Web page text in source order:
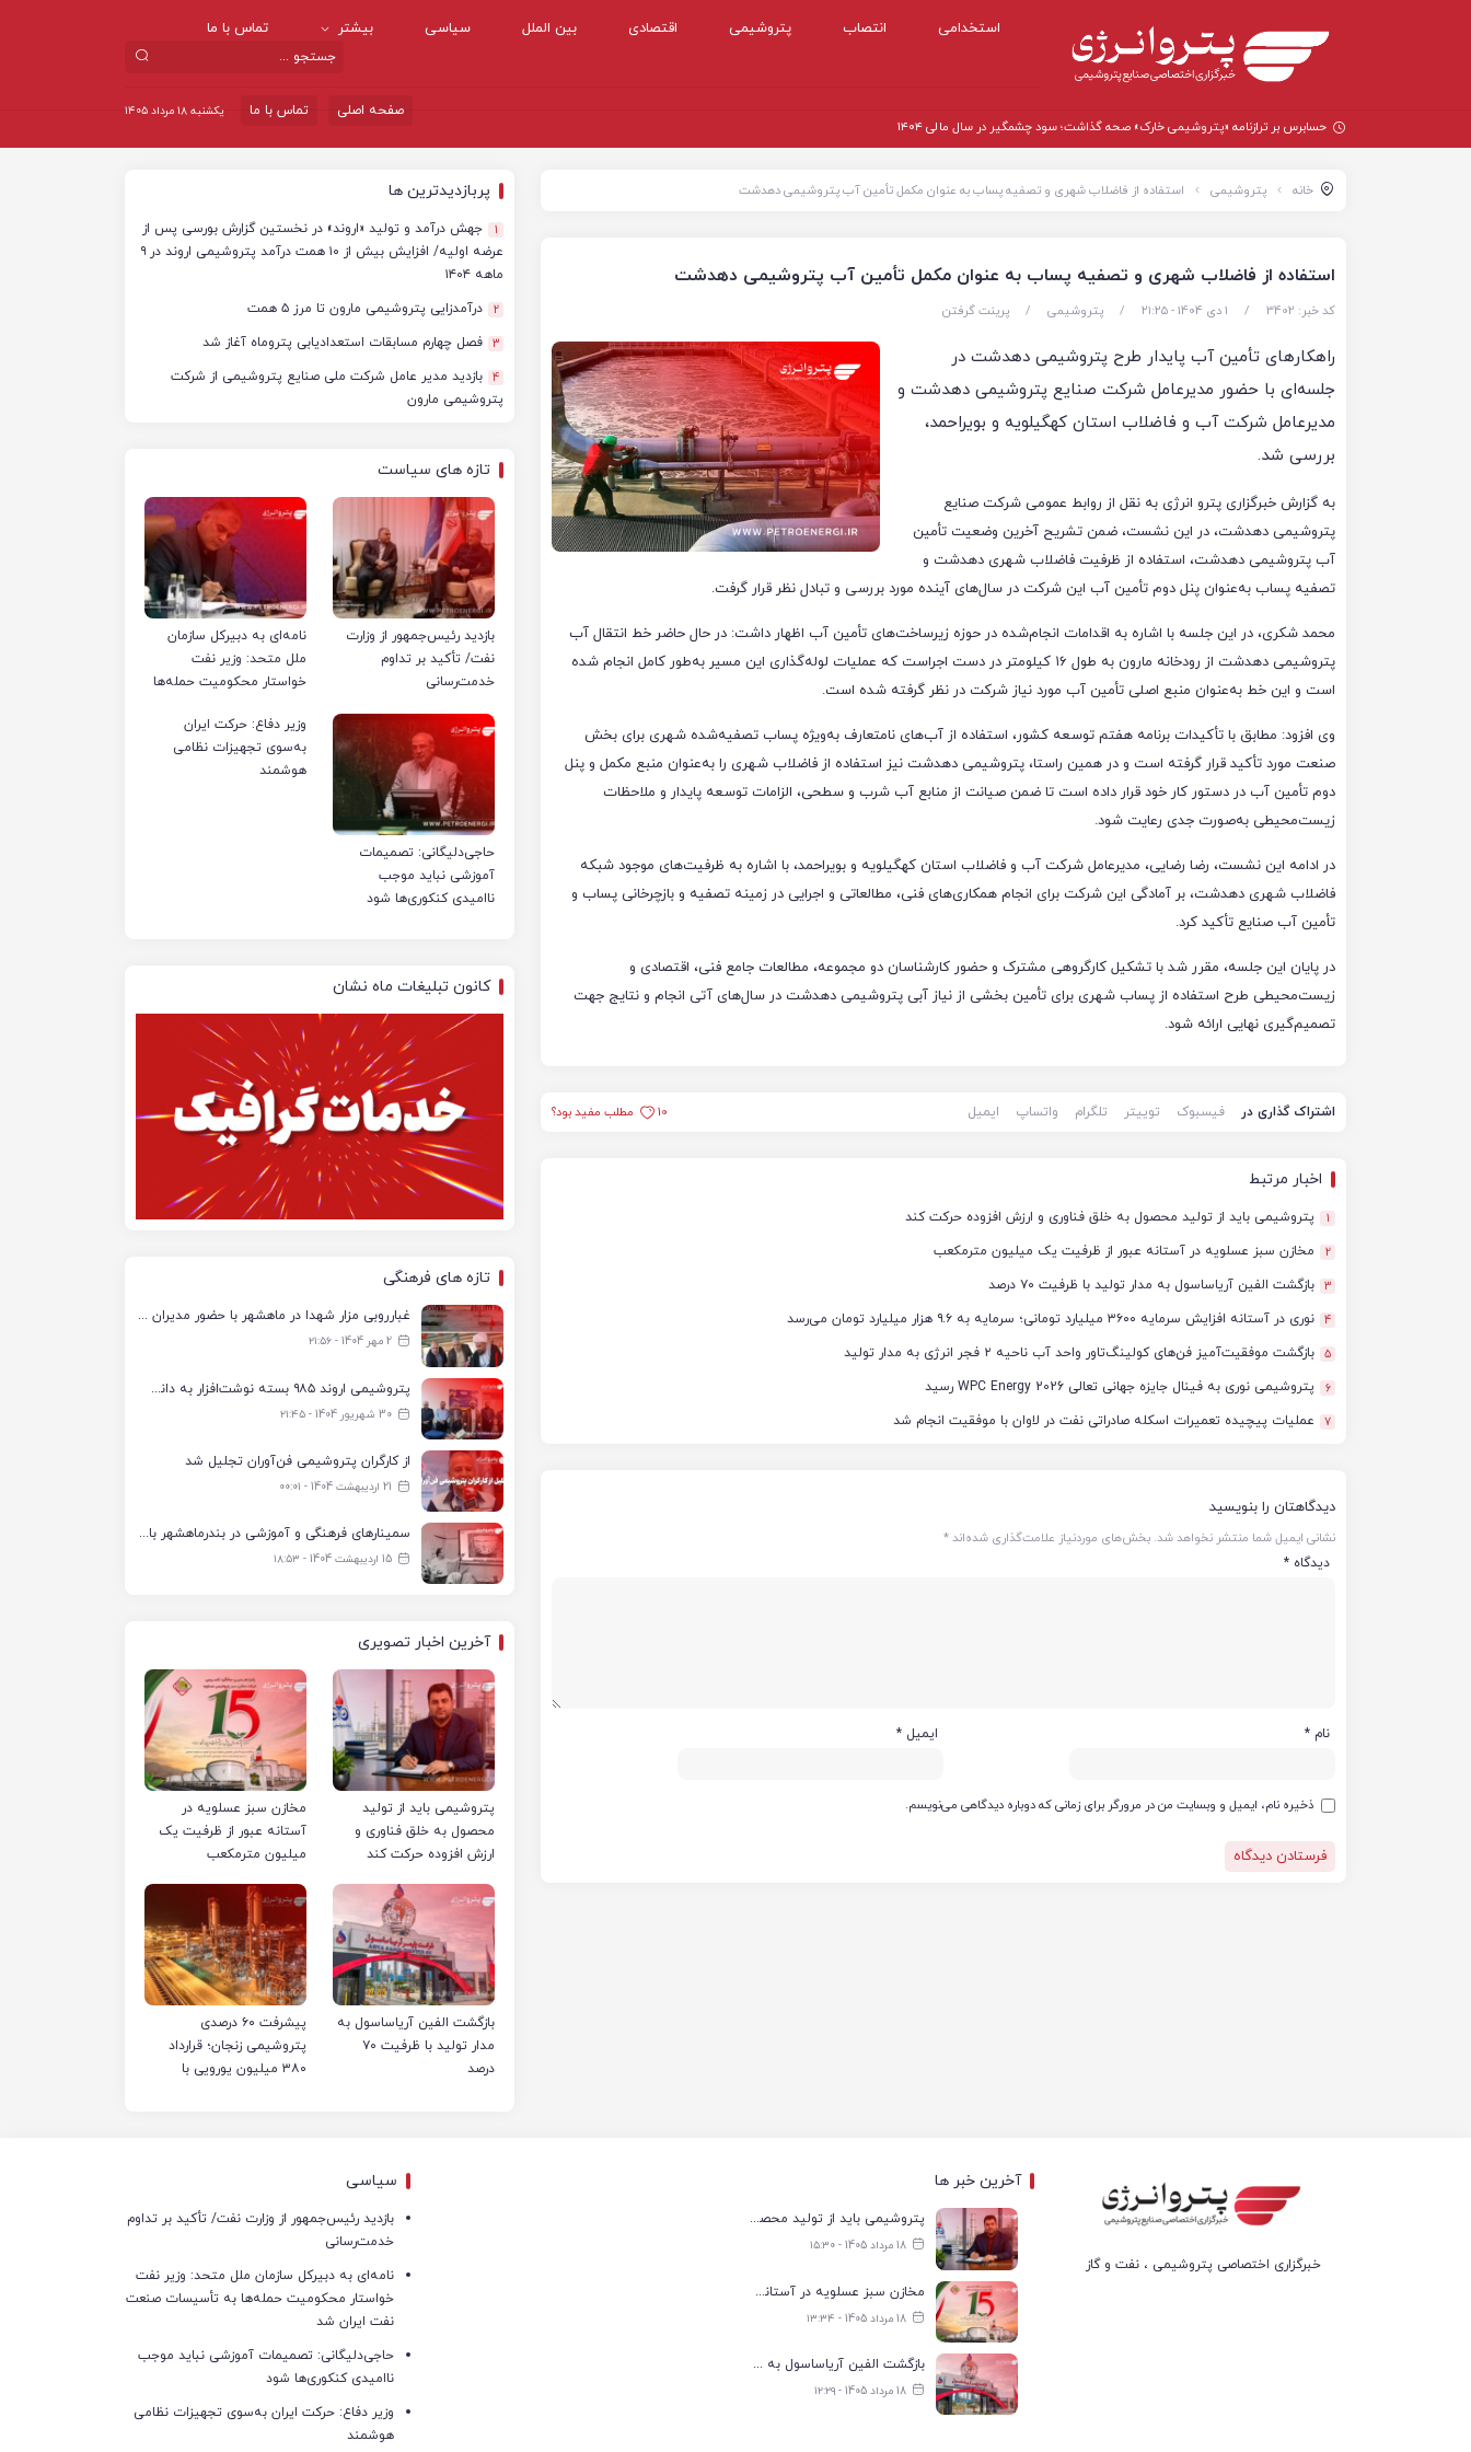
استخدامی انتصاب پتروشیمی اقتصادی بین الملل سیاسی بیشتر تماس با ما
یکشنبه ۱۸ مرداد ۱۴۰۵ تماس با ما
صفحه اصلی
حسابرس بر ترازنامه «پتروشیمی خارک» صحه گذاشت؛ سود چشمگیر در سال مالی ۱۴۰۴
خانه پتروشیمی استفاده از فاضلاب شهری و تصفیه پساب به‌ عنوان مکمل تأمین آب پتروشیمی دهدشت
استفاده از فاضلاب شهری و تصفیه پساب به‌ عنوان مکمل تأمین آب پتروشیمی دهدشت
کد خبر: 3402 / 1 دی 1404 - ۲۱:۲۵ / پتروشیمی / پرینت گرفتن
راهکارهای تأمین آب پایدار طرح پتروشیمی دهدشت در
جلسه‌ای با حضور مدیرعامل شرکت صنایع پتروشیمی دهدشت و
مدیرعامل شرکت آب و فاضلاب استان کهگیلویه و بویراحمد،
بررسی شد.
به گزارش خبرگزاری پترو انرژی به نقل از روابط عمومی شرکت صنایع
پتروشیمی دهدشت، در این نشست، ضمن تشریح آخرین وضعیت تأمین
آب پتروشیمی دهدشت، استفاده از ظرفیت فاضلاب شهری دهدشت و
تصفیه پساب به‌عنوان پنل دوم تأمین آب این شرکت در سال‌های آینده مورد بررسی و تبادل نظر قرار گرفت.
محمد شکری، در این جلسه با اشاره به اقدامات انجام‌شده در حوزه زیرساخت‌های تأمین آب اظهار داشت: در حال حاضر خط انتقال آب
پتروشیمی دهدشت از رودخانه مارون به طول ۱۶ کیلومتر در دست اجراست که عملیات لوله‌گذاری این مسیر به‌طور کامل انجام شده
است و این خط به‌عنوان منبع اصلی تأمین آب مورد نیاز شرکت در نظر گرفته شده است.
وی افزود: مطابق با تأکیدات برنامه هفتم توسعه کشور، استفاده از آب‌های نامتعارف به‌ویژه پساب تصفیه‌شده شهری برای بخش
صنعت مورد تأکید قرار گرفته است و در همین راستا، پتروشیمی دهدشت نیز استفاده از فاضلاب شهری را به‌عنوان منبع مکمل و پنل
دوم تأمین آب در دستور کار خود قرار داده است تا ضمن صیانت از منابع آب شرب و سطحی، الزامات توسعه پایدار و ملاحظات
زیست‌محیطی به‌صورت جدی رعایت شود.
در ادامه این نشست، رضا رضایی، مدیرعامل شرکت آب و فاضلاب استان کهگیلویه و بویراحمد، با اشاره به ظرفیت‌های موجود شبکه
فاضلاب شهری دهدشت، بر آمادگی این شرکت برای انجام همکاری‌های فنی، مطالعاتی و اجرایی در زمینه تصفیه و بازچرخانی پساب و
تأمین آب صنایع تأکید کرد.
در پایان این جلسه، مقرر شد با تشکیل کارگروهی مشترک و حضور کارشناسان دو مجموعه، مطالعات جامع فنی، اقتصادی و
زیست‌محیطی طرح استفاده از پساب شهری برای تأمین بخشی از نیاز آبی پتروشیمی دهدشت در سال‌های آتی انجام و نتایج جهت
تصمیم‌گیری نهایی ارائه شود.
اشتراک گذاری در فیسبوک توییتر تلگرام واتساپ ایمیل 10 مطلب مفید بود؟
اخبار مرتبط
1 پتروشیمی باید از تولید محصول به خلق فناوری و ارزش افزوده حرکت کند
2 مخازن سبز عسلویه در آستانه عبور از ظرفیت یک میلیون مترمکعب
3 بازگشت الفین آریاساسول به مدار تولید با ظرفیت ۷۰ درصد
4 نوری در آستانه افزایش سرمایه ۳۶۰۰ میلیارد تومانی؛ سرمایه به ۹.۶ هزار میلیارد تومان می‌رسد
5 بازگشت موفقیت‌آمیز فن‌های کولینگ‌تاور واحد آب ناحیه ۲ فجر انرژی به مدار تولید
6 پتروشیمی نوری به فینال جایزه جهانی تعالی WPC Energy 2026 رسید
7 عملیات پیچیده تعمیرات اسکله صادراتی نفت در لاوان با موفقیت انجام شد
دیدگاهتان را بنویسید
نشانی ایمیل شما منتشر نخواهد شد. بخش‌های موردنیاز علامت‌گذاری شده‌اند*
دیدگاه *
نام * ایمیل *
ذخیره نام، ایمیل و وبسایت من در مرورگر برای زمانی که دوباره دیدگاهی می‌نویسم.
پربازدیدترین ها
1
جهش درآمد و تولید «اروند» در نخستین گزارش بورسی پس از
عرضه اولیه/ افزایش بیش از ۱۰ همت درآمد پتروشیمی اروند در ۹
ماهه ۱۴۰۴
2 درآمدزایی پتروشیمی مارون تا مرز ۵ همت
3 فصل چهارم مسابقات استعدادیابی پتروماه آغاز شد
4 بازدید مدیر عامل شرکت ملی صنایع پتروشیمی از شرکت
پتروشیمی مارون
تازه های سیاست
بازدید رئیس‌جمهور از وزارت
نفت/ تأکید بر تداوم
خدمت‌رسانی
نامه‌ای به دبیرکل سازمان
ملل متحد: وزیر نفت
خواستار محکومیت حمله‌ها
ایران شد
حاجی‌دلیگانی: تصمیمات
آموزشی نباید موجب
ناامیدی کنکوری‌ها شود
وزیر دفاع: حرکت ایران
به‌سوی تجهیزات نظامی
هوشمند
کانون تبلیغات ماه نشان
تازه های فرهنگی
غبارروبی مزار شهدا در ماهشهر با حضور مدیران پتروشیمی اروند و مسئولان شهری
2 مهر 1404 - ۲۱:۵۶
پتروشیمی اروند ۹۸۵ بسته نوشت‌افزار به دانش‌آموزان تحت پوشش کمیته امداد بندرماهشهر اهدا کرد
30 شهریور 1404 - ۲۱:۴۵
از کارگران پتروشیمی فن‌آوران تجلیل شد
21 اردیبهشت 1404 - ۰۰:۰۱
سمینارهای فرهنگی و آموزشی در بندرماهشهر با همکاری فرهنگ‌سرای پتروشیمی مارون
15 اردیبهشت 1404 - ۱۸:۵۳
آخرین اخبار تصویری
پتروشیمی باید از تولید
محصول به خلق فناوری و
ارزش افزوده حرکت کند
مخازن سبز عسلویه در
آستانه عبور از ظرفیت یک
میلیون مترمکعب
بازگشت الفین آریاساسول به
مدار تولید با ظرفیت ۷۰
درصد
پیشرفت ۶۰ درصدی
پتروشیمی زنجان؛ قرارداد
۳۸۰ میلیون یورویی با
خبرگزاری اختصاصی پتروشیمی ، نفت و گاز
آخرین خبر ها
پتروشیمی باید از تولید محصول به خلق فناوری و ارزش افزوده حرکت کند
18 مرداد 1405 - ۱۵:۳۰
مخازن سبز عسلویه در آستانه عبور از ظرفیت یک میلیون مترمکعب
18 مرداد 1405 - ۱۳:۳۴
بازگشت الفین آریاساسول به مدار تولید با ظرفیت ۷۰ درصد
18 مرداد 1405 - ۱۲:۲۹
سیاسی
بازدید رئیس‌جمهور از وزارت نفت/ تأکید بر تداوم
خدمت‌رسانی
نامه‌ای به دبیرکل سازمان ملل متحد: وزیر نفت
خواستار محکومیت حمله‌ها به تأسیسات صنعت
نفت ایران شد
حاجی‌دلیگانی: تصمیمات آموزشی نباید موجب
ناامیدی کنکوری‌ها شود
وزیر دفاع: حرکت ایران به‌سوی تجهیزات نظامی
هوشمند